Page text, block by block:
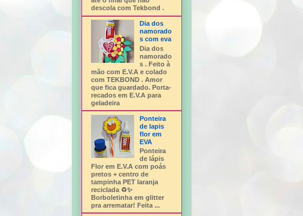
descola com Tekbond .
Dia dos
namorado
s com eva
Dia dos
namorado
s . Feito à
mão com E.V.A e colado
com TEKBOND . Amor
que fica guardado. Porta-
recados em E.V.A para
geladeira
Ponteira
de lapis
flor em
EVA
Ponteira
de lápis
Flor em E.V.A com poás
pretos + centro de
tampinha PET laranja
reciclada ♻️✨
Borboletinha em glitter
pra arrematar! Feita ...